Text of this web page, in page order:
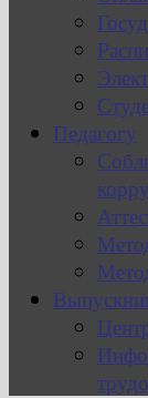
Педагогу